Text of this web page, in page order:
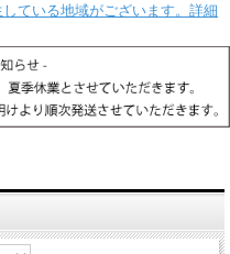
ている地域がございます。詳細